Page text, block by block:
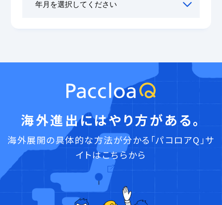
海外進出にはやり方がある。
海外展開の具体的な方法が分かる「パコロアQ」サ
イトはこちらから